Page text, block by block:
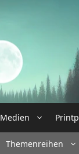
Medien
Themenreihen